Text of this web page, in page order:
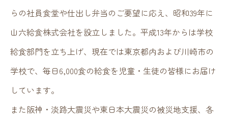
当社の特徴
採用情報
企業情報
らの社員食堂や仕出し弁当のご要望に応え、昭和39年に
山六給食株式会社を設立しました。平成13年からは学校
給食部門を立ち上げ、現在では東京都内および川崎市の
学校で、毎日6,000食の給食を児童・生徒の皆様にお届け
しています。
また阪神・淡路大震災や東日本大震災の被災地支援、各